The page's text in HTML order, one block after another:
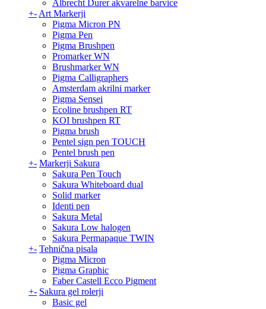
Albrecht Durer akvarelne barvice
+- Art Markerji
Pigma Micron PN
Pigma Pen
Pigma Brushpen
Promarker WN
Brushmarker WN
Pigma Calligraphers
Amsterdam akrilni marker
Pigma Sensei
Ecoline brushpen RT
KOI brushpen RT
Pigma brush
Pentel sign pen TOUCH
Pentel brush pen
+- Markerji Sakura
Sakura Pen Touch
Sakura Whiteboard dual
Solid marker
Identi pen
Sakura Metal
Sakura Low halogen
Sakura Permapaque TWIN
+- Tehnična pisala
Pigma Micron
Pigma Graphic
Faber Castell Ecco Pigment
+- Sakura gel rolerji
Basic gel